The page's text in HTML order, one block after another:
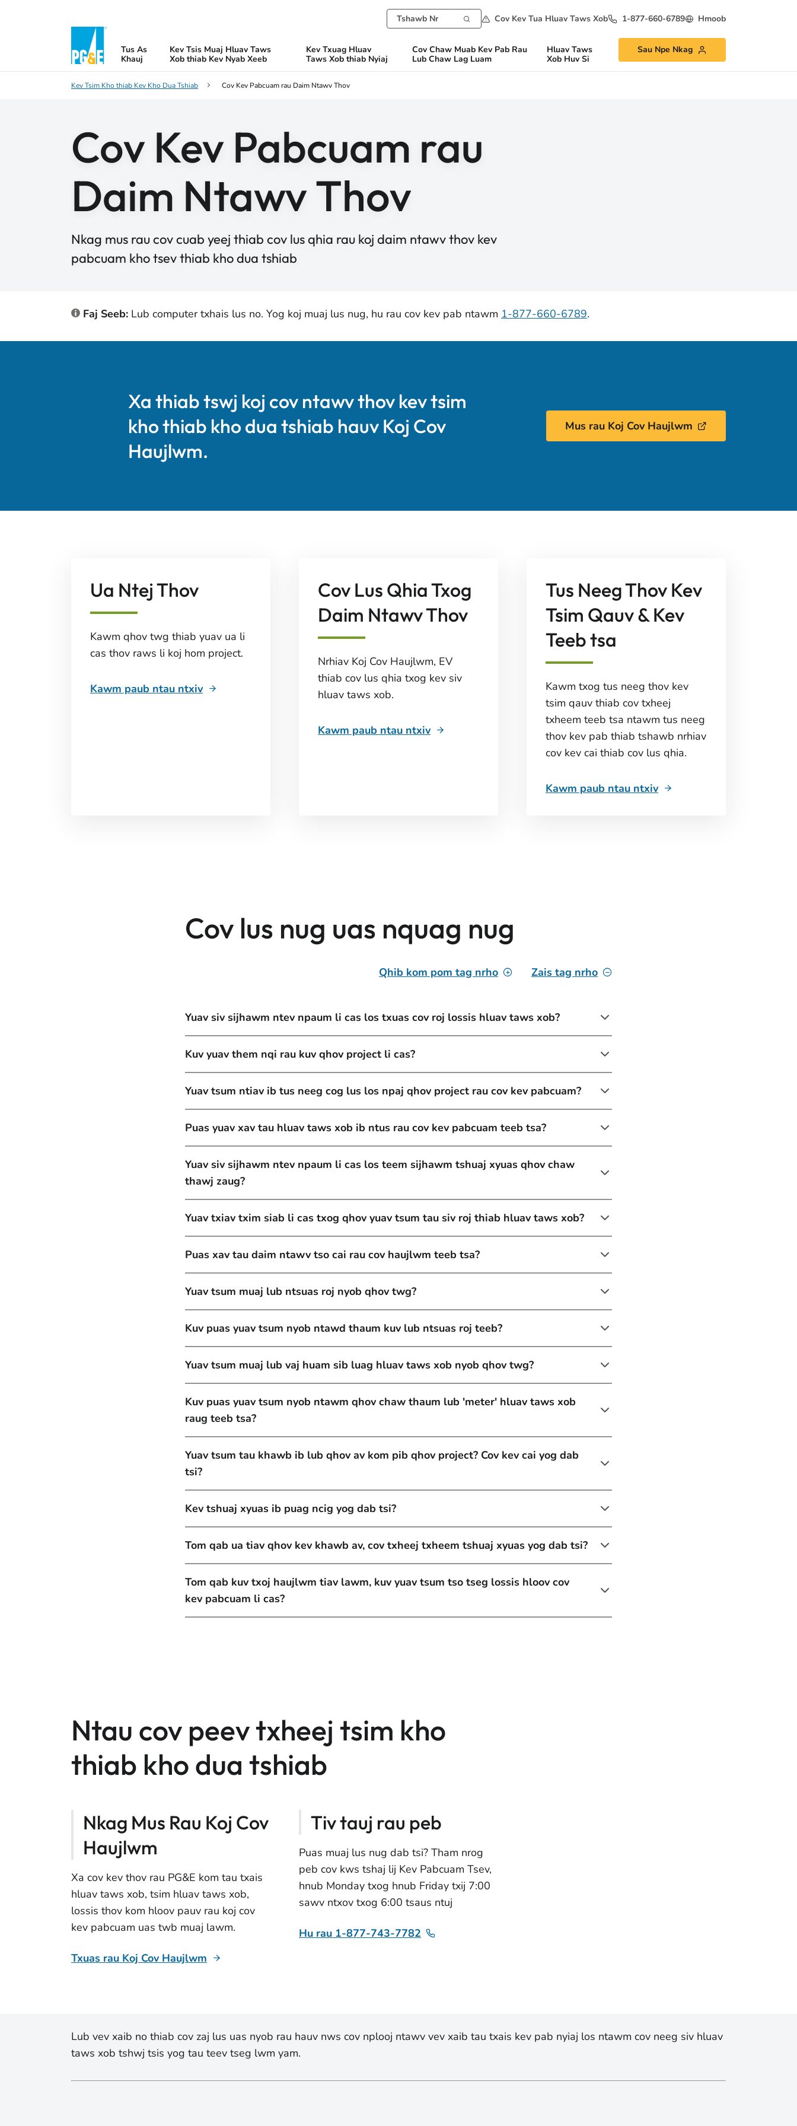
Cov Kev Tua Hluav Taws Xob 1-877-660-6789 Hmoob
Tus As
Khauj
Kev Tsis Muaj Hluav Taws
Xob thiab Kev Nyab Xeeb
Kev Txuag Hluav
Taws Xob thiab Nyiaj
Cov Chaw Muab Kev Pab Rau
Lub Chaw Lag Luam
Hluav Taws
Xob Huv Si
Sau Npe Nkag
Kev Tsim Kho thiab Kev Kho Dua Tshiab Cov Kev Pabcuam rau Daim Ntawv Thov
Cov Kev Pabcuam rau
Daim Ntawv Thov
Nkag mus rau cov cuab yeej thiab cov lus qhia rau koj daim ntawv thov kev
pabcuam kho tsev thiab kho dua tshiab
Faj Seeb: Lub computer txhais lus no. Yog koj muaj lus nug, hu rau cov kev pab ntawm 1-877-660-6789.
Xa thiab tswj koj cov ntawv thov kev tsim
kho thiab kho dua tshiab hauv Koj Cov
Haujlwm.
Mus rau Koj Cov Haujlwm
Ua Ntej Thov
Kawm qhov twg thiab yuav ua li
cas thov raws li koj hom project.
Kawm paub ntau ntxiv
Cov Lus Qhia Txog
Daim Ntawv Thov
Nrhiav Koj Cov Haujlwm, EV
thiab cov lus qhia txog kev siv
hluav taws xob.
Kawm paub ntau ntxiv
Tus Neeg Thov Kev
Tsim Qauv & Kev
Teeb tsa
Kawm txog tus neeg thov kev
tsim qauv thiab cov txheej
txheem teeb tsa ntawm tus neeg
thov kev pab thiab tshawb nrhiav
cov kev cai thiab cov lus qhia.
Kawm paub ntau ntxiv
Cov lus nug uas nquag nug
Qhib kom pom tag nrho Zais tag nrho
Yuav siv sijhawm ntev npaum li cas los txuas cov roj lossis hluav taws xob?
Kuv yuav them nqi rau kuv qhov project li cas?
Yuav tsum ntiav ib tus neeg cog lus los npaj qhov project rau cov kev pabcuam?
Puas yuav xav tau hluav taws xob ib ntus rau cov kev pabcuam teeb tsa?
Yuav siv sijhawm ntev npaum li cas los teem sijhawm tshuaj xyuas qhov chaw
thawj zaug?
Yuav txiav txim siab li cas txog qhov yuav tsum tau siv roj thiab hluav taws xob?
Puas xav tau daim ntawv tso cai rau cov haujlwm teeb tsa?
Yuav tsum muaj lub ntsuas roj nyob qhov twg?
Kuv puas yuav tsum nyob ntawd thaum kuv lub ntsuas roj teeb?
Yuav tsum muaj lub vaj huam sib luag hluav taws xob nyob qhov twg?
Kuv puas yuav tsum nyob ntawm qhov chaw thaum lub 'meter' hluav taws xob
raug teeb tsa?
Yuav tsum tau khawb ib lub qhov av kom pib qhov project? Cov kev cai yog dab
tsi?
Kev tshuaj xyuas ib puag ncig yog dab tsi?
Tom qab ua tiav qhov kev khawb av, cov txheej txheem tshuaj xyuas yog dab tsi?
Tom qab kuv txoj haujlwm tiav lawm, kuv yuav tsum tso tseg lossis hloov cov
kev pabcuam li cas?
Ntau cov peev txheej tsim kho
thiab kho dua tshiab
Nkag Mus Rau Koj Cov
Haujlwm
Xa cov kev thov rau PG&E kom tau txais
hluav taws xob, tsim hluav taws xob,
lossis thov kom hloov pauv rau koj cov
kev pabcuam uas twb muaj lawm.
Txuas rau Koj Cov Haujlwm
Tiv tauj rau peb
Puas muaj lus nug dab tsi? Tham nrog
peb cov kws tshaj lij Kev Pabcuam Tsev,
hnub Monday txog hnub Friday txij 7:00
sawv ntxov txog 6:00 tsaus ntuj
Hu rau 1-877-743-7782
Lub vev xaib no thiab cov zaj lus uas nyob rau hauv nws cov nplooj ntawv vev xaib tau txais kev pab nyiaj los ntawm cov neeg siv hluav
taws xob tshwj tsis yog tau teev tseg lwm yam.